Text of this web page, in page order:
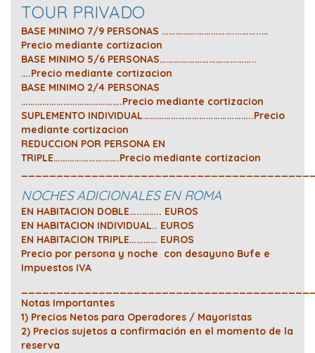
TOUR PRIVADO
BASE MINIMO 7/9 PERSONAS ………………………….………..…
Precio mediante cortizacion
BASE MINIMO 5/6 PERSONAS…………………………………..
….Precio mediante cortizacion
BASE MINIMO 2/4 PERSONAS
…………………………………….Precio mediante cortizacion
SUPLEMENTO INDIVIDUAL………………………………………..Precio
mediante cortizacion
REDUCCION POR PERSONA EN
TRIPLE……………………….Precio mediante cortizacion
NOCHES ADICIONALES EN ROMA
EN HABITACION DOBLE…..…….. EUROS
EN HABITACION INDIVIDUAL.. EUROS
EN HABITACION TRIPLE………… EUROS
Precio por persona y noche con desayuno Bufe e
Impuestos IVA
Notas Importantes
1) Precios Netos para Operadores / Mayoristas
2) Precios sujetos a confirmación en el momento de la
reserva